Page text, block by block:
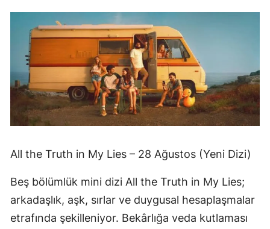
All the Truth in My Lies – 28 Ağustos (Yeni Dizi)
Beş bölümlük mini dizi All the Truth in My Lies;
arkadaşlık, aşk, sırlar ve duygusal hesaplaşmalar
etrafında şekilleniyor. Bekârlığa veda kutlaması